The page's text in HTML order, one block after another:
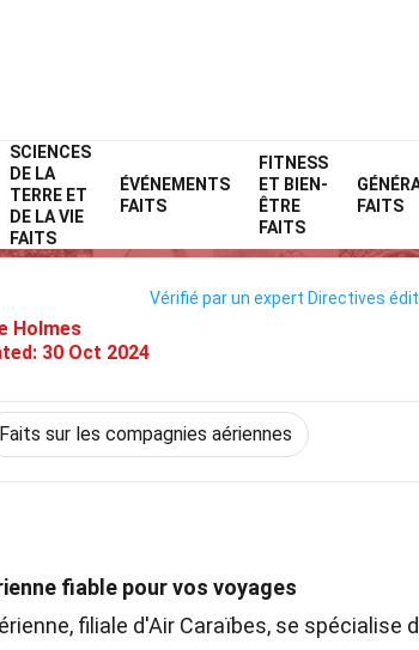
SCIENCES
DE LA
TERRE ET
DE LA VIE
FAITS
ÉVÉNEMENTS
FAITS
FITNESS
ET BIEN-
ÊTRE
FAITS
FAITS
Home Compagnies aériennes Faits
Sur Air Caraïbes
Holmes
30 Oct 2024
Vérifié par un expert Directives
Faits sur les compagnies aériennes
fiable pour vos voyages
filiale d'Air Caraïbes, se spécialise